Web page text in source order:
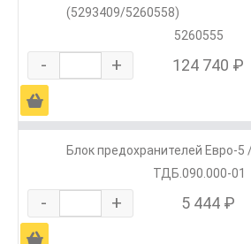
(5293409/5260558)
5260555
- + 124 740 ₽
Ä
Блок предохранителей Евро-5
ТДБ.090.000-01
- + 5 444 ₽
Ä